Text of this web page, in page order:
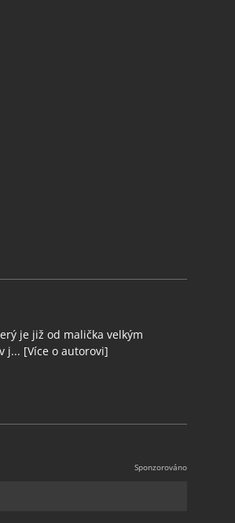
je již od malička velkým
j... [Více o autorovi]